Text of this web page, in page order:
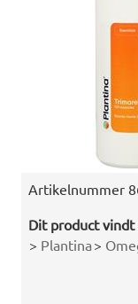
Artikelnummer
Dit product vindt
> Plantina>